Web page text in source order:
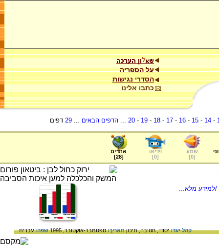
על הספריה
הסדרי נגישות
כתבו אלינו
-
14
-
15
-
16
-
17
-
18
-
19
-
20
...הדפים הבאים ...
29 דפים
שמע
[
0
]
וידיאו
[
0
]
אתרים
[
28
]
/למידע מלא...
קהל יעד:יסודי,חטיבה,תיכוןתאריך:ספטמבר-אוקטובר, 1995 שפה:עברית